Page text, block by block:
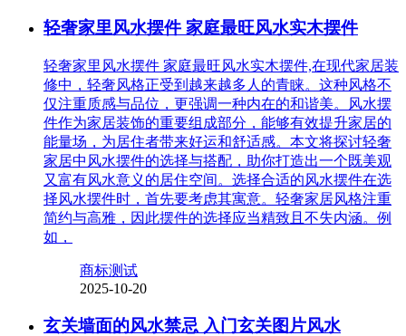
轻奢家里风水摆件 家庭最旺风水实木摆件
轻奢家里风水摆件 家庭最旺风水实木摆件,在现代家居装
修中，轻奢风格正受到越来越多人的青睐。这种风格不
仅注重质感与品位，更强调一种内在的和谐美。风水摆
件作为家居装饰的重要组成部分，能够有效提升家居的
能量场，为居住者带来好运和舒适感。本文将探讨轻奢
家居中风水摆件的选择与搭配，助你打造出一个既美观
又富有风水意义的居住空间。选择合适的风水摆件在选
择风水摆件时，首先要考虑其寓意。轻奢家居风格注重
简约与高雅，因此摆件的选择应当精致且不失内涵。例
如，
商标测试
2025-10-20
玄关墙面的风水禁忌 入门玄关图片风水